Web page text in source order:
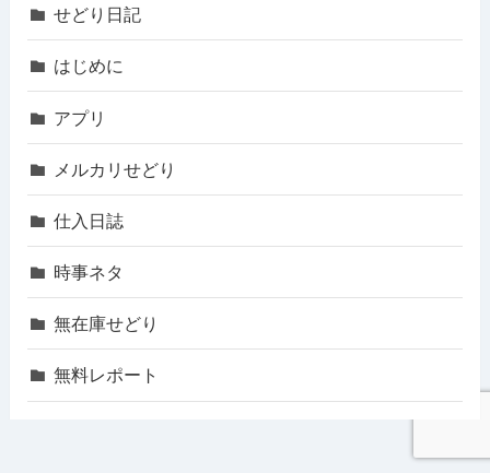
せどり日記
はじめに
アプリ
メルカリせどり
仕入日誌
時事ネタ
無在庫せどり
無料レポート